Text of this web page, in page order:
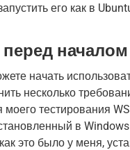
его как в
начать
несколько
тестирования
в
это было у меня,